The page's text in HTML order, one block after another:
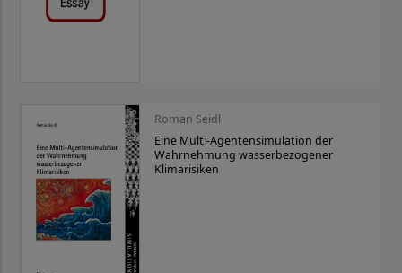
Roman Seidl
Eine Multi-Agentensimulation der
Wahrnehmung wasserbezogener
Klimarisiken